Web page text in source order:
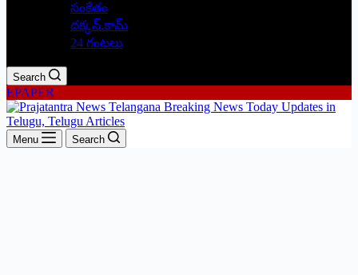
సంకేతం
దక్కన్.కామ్
24 గంటలు
Search
EPAPER
Menu Search